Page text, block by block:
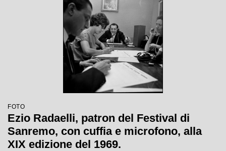
FOTO
Ezio Radaelli, patron del Festival di
Sanremo, con cuffia e microfono, alla
XIX edizione del 1969.